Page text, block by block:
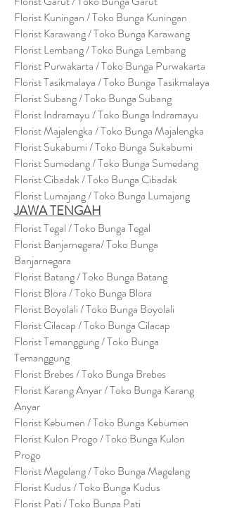
Florist Kuningan / Toko Bunga Kuningan
Florist Karawang / Toko Bunga Karawang
Florist Lembang / Toko Bunga Lembang
Florist Purwakarta / Toko Bunga Purwakarta
Florist Tasikmalaya / Toko Bunga Tasikmalaya
Florist Subang / Toko Bunga Subang
Florist Indramayu / Toko Bunga Indramayu
Florist Majalengka / Toko Bunga Majalengka
Florist Sukabumi / Toko Bunga Sukabumi
Florist Sumedang / Toko Bunga Sumedang
Florist Cibadak / Toko Bunga Cibadak
Florist Lumajang / Toko Bunga Lumajang
JAWA TENGAH
Florist Tegal / Toko Bunga Tegal
Florist Banjarnegara/ Toko Bunga
Banjarnegara
Florist Batang / Toko Bunga Batang
Florist Blora / Toko Bunga Blora
Florist Boyolali / Toko Bunga Boyolali
Florist Cilacap / Toko Bunga Cilacap
Florist Temanggung / Toko Bunga
Temanggung
Florist Brebes / Toko Bunga Brebes
Florist Karang Anyar / Toko Bunga Karang
Anyar
Florist Kebumen / Toko Bunga Kebumen
Florist Kulon Progo / Toko Bunga Kulon
Progo
Florist Magelang / Toko Bunga Magelang
Florist Kudus / Toko Bunga Kudus
Florist Pati / Toko Bunga Pati